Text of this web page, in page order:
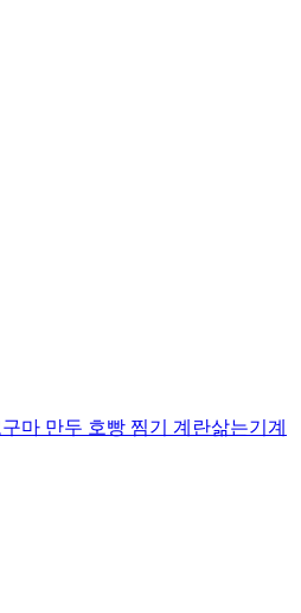
마 만두 호빵 찜기 계란삶는기계